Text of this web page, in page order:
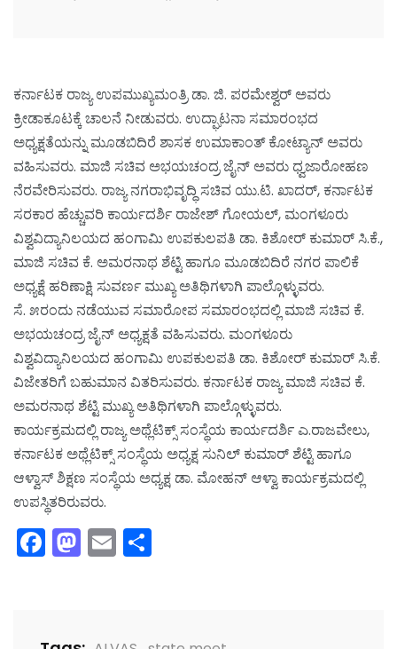
ಕರ್ನಾಟಕ ರಾಜ್ಯ ಉಪಮುಖ್ಯಮಂತ್ರಿ ಡಾ. ಜಿ. ಪರಮೇಶ್ವರ್ ಅವರು
ಕ್ರೀಡಾಕೂಟಕ್ಕೆ ಚಾಲನೆ ನೀಡುವರು. ಉದ್ಘಾಟನಾ ಸಮಾರಂಭದ
ಅಧ್ಯಕ್ಷತೆಯನ್ನು ಮೂಡಬಿದಿರೆ ಶಾಸಕ ಉಮಾಕಾಂತ್ ಕೋಟ್ಯಾನ್ ಅವರು
ವಹಿಸುವರು. ಮಾಜಿ ಸಚಿವ ಅಭಯಚಂದ್ರ ಜೈನ್ ಅವರು ಧ್ವಜಾರೋಹಣ
ನೆರವೇರಿಸುವರು. ರಾಜ್ಯ ನಗರಾಭಿವೃದ್ಧಿ ಸಚಿವ ಯು.ಟಿ. ಖಾದರ್, ಕರ್ನಾಟಕ
ಸರಕಾರ ಹೆಚ್ಚುವರಿ ಕಾರ್ಯದರ್ಶಿ ರಾಜೇಶ್ ಗೋಯಲ್, ಮಂಗಳೂರು
ವಿಶ್ವವಿದ್ಯಾನಿಲಯದ ಹಂಗಾಮಿ ಉಪಕುಲಪತಿ ಡಾ. ಕಿಶೋರ್ ಕುಮಾರ್ ಸಿ.ಕೆ.,
ಮಾಜಿ ಸಚಿವ ಕೆ. ಅಮರನಾಥ ಶೆಟ್ಟಿ ಹಾಗೂ ಮೂಡಬಿದಿರೆ ನಗರ ಪಾಲಿಕೆ
ಅಧ್ಯಕ್ಷೆ ಹರಿಣಾಕ್ಷಿ ಸುವರ್ಣ ಮುಖ್ಯ ಅತಿಥಿಗಳಾಗಿ ಪಾಲ್ಗೊಳ್ಳುವರು.
ಸೆ. ೫ರಂದು ನಡೆಯುವ ಸಮಾರೋಪ ಸಮಾರಂಭದಲ್ಲಿ ಮಾಜಿ ಸಚಿವ ಕೆ.
ಅಭಯಚಂದ್ರ ಜೈನ್ ಅಧ್ಯಕ್ಷತೆ ವಹಿಸುವರು. ಮಂಗಳೂರು
ವಿಶ್ವವಿದ್ಯಾನಿಲಯದ ಹಂಗಾಮಿ ಉಪಕುಲಪತಿ ಡಾ. ಕಿಶೋರ್ ಕುಮಾರ್ ಸಿ.ಕೆ.
ವಿಜೇತರಿಗೆ ಬಹುಮಾನ ವಿತರಿಸುವರು. ಕರ್ನಾಟಕ ರಾಜ್ಯ ಮಾಜಿ ಸಚಿವ ಕೆ.
ಅಮರನಾಥ ಶೆಟ್ಟಿ ಮುಖ್ಯ ಅತಿಥಿಗಳಾಗಿ ಪಾಲ್ಗೊಳ್ಳುವರು.
ಕಾರ್ಯಕ್ರಮದಲ್ಲಿ ರಾಜ್ಯ ಅಥ್ಲೆಟಿಕ್ಸ್ ಸಂಸ್ಥೆಯ ಕಾರ್ಯದರ್ಶಿ ಎ.ರಾಜವೇಲು,
ಕರ್ನಾಟಕ ಅಥ್ಲೆಟಿಕ್ಸ್ ಸಂಸ್ಥೆಯ ಅಧ್ಯಕ್ಷ ಸುನಿಲ್ ಕುಮಾರ್ ಶೆಟ್ಟಿ ಹಾಗೂ
ಆಳ್ವಾಸ್ ಶಿಕ್ಷಣ ಸಂಸ್ಥೆಯ ಅಧ್ಯಕ್ಷ ಡಾ. ಮೋಹನ್ ಆಳ್ವಾ ಕಾರ್ಯಕ್ರಮದಲ್ಲಿ
ಉಪಸ್ಥಿತರಿರುವರು.
Facebook
Mastodon
Email